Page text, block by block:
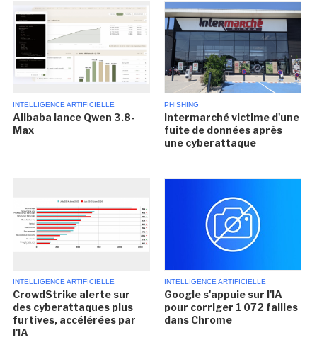
INTELLIGENCE ARTIFICIELLE
Alibaba lance Qwen 3.8-
Max
PHISHING
Intermarché victime d'une
fuite de données après
une cyberattaque
INTELLIGENCE ARTIFICIELLE
CrowdStrike alerte sur
des cyberattaques plus
furtives, accélérées par
l'IA
INTELLIGENCE ARTIFICIELLE
Google s'appuie sur l'IA
pour corriger 1 072 failles
dans Chrome